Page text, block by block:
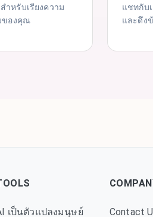
หรับเรียงความ
ของคุณ
แชทกับ
และดึง
เป็นตัวแปลงมนุษย์ Contact